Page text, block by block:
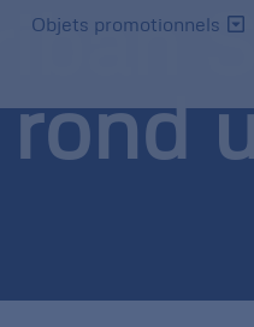
Objets promotionnels